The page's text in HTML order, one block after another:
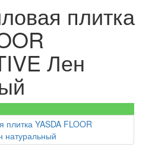
плитка
Лен